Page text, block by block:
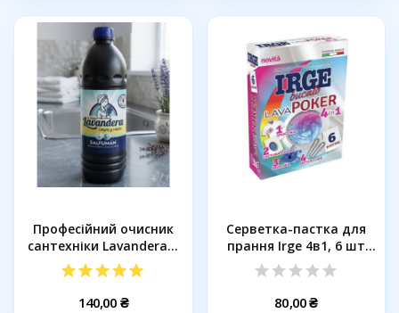
Професійний очисник
сантехніки Lavandera...
140,00 ₴
Серветка-пастка для
прання Irge 4в1, 6 шт
(033382)
80,00 ₴